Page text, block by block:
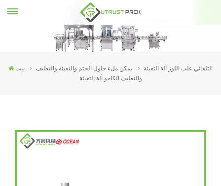
بيت يمكن ملء حلول الختم والتعبئة والتغليف
التلقائي علب اللوز آلة التعبئة
والتغليف الكاجو آلة التعبئة